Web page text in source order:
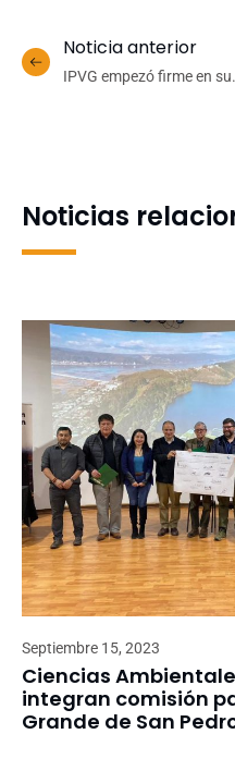
Noticia anterior
IPVG empezó firme en su
Noticias
Septiembre 15, 2023
Ciencias
integran comisión
Grande de San